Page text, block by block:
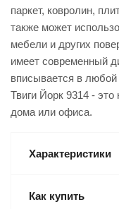
паркет, ковролин,
также может
мебели и других
имеет современный
вписывается в
Твиги Йорк 9314 -
дома или офиса.
Характеристики
Как купить